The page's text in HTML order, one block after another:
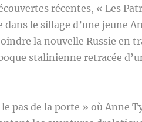
récentes, « Les
dans le sillage d’une jeune
la nouvelle Russie en
stalinienne retracée
pas de la porte » où Anne